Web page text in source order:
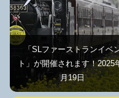
「SLファーストランイベ
ト」が開催されます！2025
月19日